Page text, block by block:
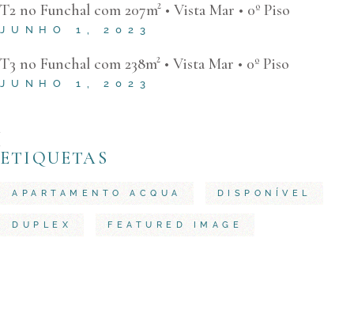
T2 no Funchal com 207m² • Vista Mar • 0º Piso
JUNHO 1, 2023
T3 no Funchal com 238m² • Vista Mar • 0º Piso
JUNHO 1, 2023
ETIQUETAS
APARTAMENTO ACQUA DISPONÍVEL
DUPLEX FEATURED IMAGE